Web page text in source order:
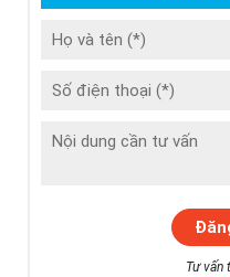
Tư vấn